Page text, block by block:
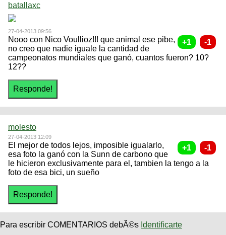
batallaxc
27-04-2013 09:56
Nooo con Nico Voullioz!!! que animal ese pibe,
no creo que nadie iguale la cantidad de
campeonatos mundiales que ganó, cuantos fueron? 10?
12??
molesto
27-04-2013 12:09
El mejor de todos lejos, imposible igualarlo,
esa foto la ganó con la Sunn de carbono que
le hicieron exclusivamente para el, tambien la tengo a la
foto de esa bici, un sueño
Para escribir COMENTARIOS debÃ©s Identificarte